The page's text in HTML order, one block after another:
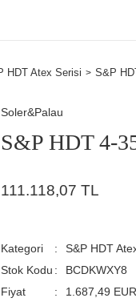
HDT Atex Serisi S&P
Soler&Palau
S&P HDT 4-
111.118,07 TL
Kategori
S&P HDT
Stok Kodu
BCDKWXY8
Fiyat
1.687,49